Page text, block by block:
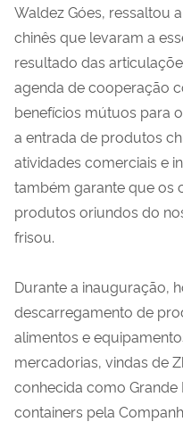
Waldez Góes, ressaltou
chinês que levaram a
resultado das
agenda de cooperação
benefícios mútuos para
a entrada de produtos
atividades comerciais e
também garante que os
produtos oriundos do
frisou.
Durante a inauguração,
descarregamento de
alimentos e
mercadorias, vindas de
conhecida como
containers pela